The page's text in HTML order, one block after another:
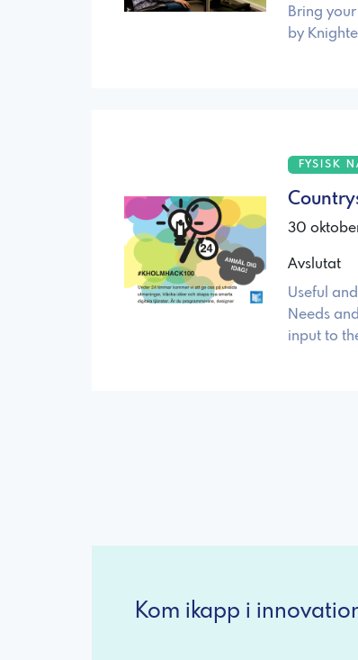
Bring
by
FYSISK
30
Avslutat
Useful
Needs
input to
Kom ikapp i